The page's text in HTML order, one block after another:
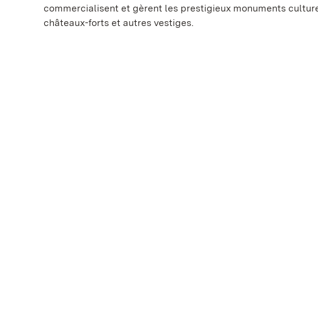
commercialisent et gèrent les prestigieux monuments
châteaux-forts et autres vestiges.